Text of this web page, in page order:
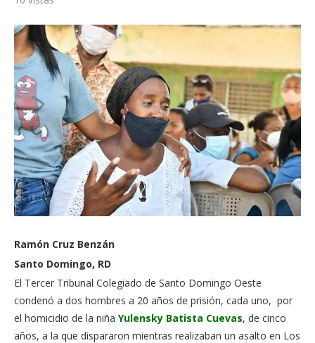
Ramón Cruz Benzán
Santo Domingo, RD
El Tercer Tribunal Colegiado de Santo Domingo Oeste
condenó a dos hombres a 20 años de prisión, cada uno, por
el homicidio de la niña Yulensky Batista Cuevas, de cinco
años, a la que dispararon mientras realizaban un asalto en Los